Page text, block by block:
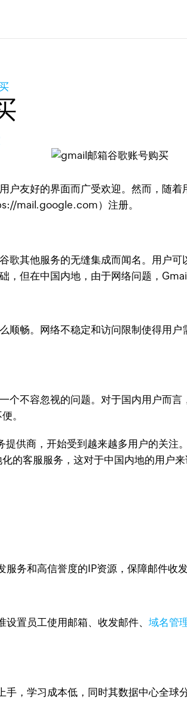
户友好的界面而广受欢迎。然而，随
mail.google.com）注册。
歌其他服务的无缝集成而闻名。用户
但在中国内地，由于网络问题，
顺畅。网络不稳定和访问限制使得用
不容忽视的问题。对于国内用户而
。
供商，开始受到越来越多用户的关
的客服服务，这对于中国内地的用户来
务和高信誉度的IP资源，保障邮件收发
设置员工使用邮箱、收发邮件、域名管
，学习成本低，同时其数据中心全球